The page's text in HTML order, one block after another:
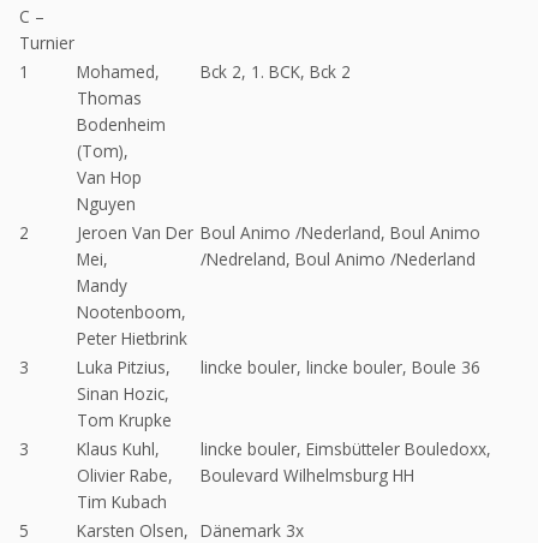
C –
Turnier
1
Mohamed,
Thomas
Bodenheim
(Tom),
Van Hop
Nguyen
Bck 2, 1. BCK, Bck 2
2
Jeroen Van Der
Mei,
Mandy
Nootenboom,
Peter Hietbrink
Boul Animo /Nederland, Boul Animo
/Nedreland, Boul Animo /Nederland
3
Luka Pitzius,
Sinan Hozic,
Tom Krupke
lincke bouler, lincke bouler, Boule 36
3
Klaus Kuhl,
Olivier Rabe,
Tim Kubach
lincke bouler, Eimsbütteler Bouledoxx,
Boulevard Wilhelmsburg HH
5
Karsten Olsen, Dänemark 3x